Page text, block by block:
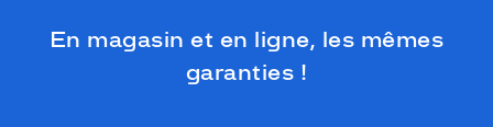
En magasin et en ligne, les mêmes
garanties !